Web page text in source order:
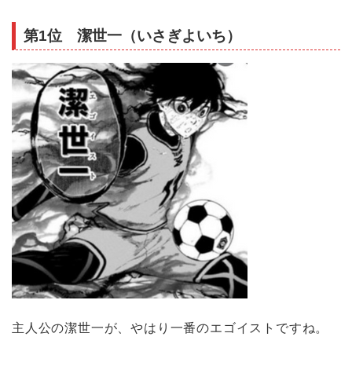
第1位 潔世一（いさぎよいち）
主人公の潔世一が、やはり一番のエゴイストですね。